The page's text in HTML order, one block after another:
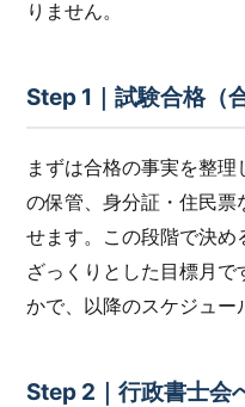
りません。
Step 1｜試験合格（
まずは合格の事実を整
の保管、身分証・住民票
せます。この段階で決
ざっくりとした目標月
かで、以降のスケジュー
Step 2｜行政書士会